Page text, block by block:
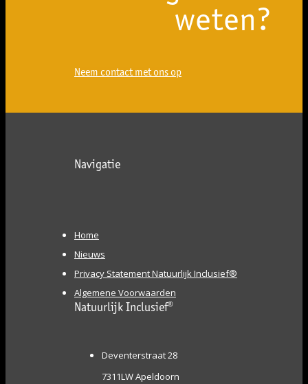
weten?
Neem contact met ons op
Navigatie
Home
Nieuws
Privacy Statement Natuurlijk Inclusief®
Algemene Voorwaarden
Natuurlijk Inclusief®
Deventerstraat 28
7311LW Apeldoorn